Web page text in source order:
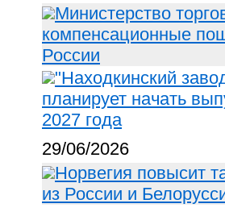
Министерство
компенсационные
России
"Находкинский
планирует начать
2027 года
29/06/2026
Норвегия повысит
из России и